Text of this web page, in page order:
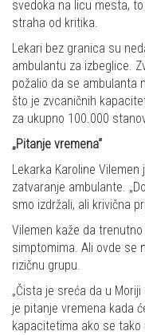
svedoka na licu mesta,
straha od kritika.
Lekari bez granica su
ambulantu za izbeglice.
požalio da se ambulanta
što je zvcaničnih
za ukupno 100.000
„Pitanje vremena“
Lekarka Karoline
zatvaranje ambulante.
smo izdržali, ali krivična
Vilemen kaže da
simptomima. Ali ovde se
rizičnu grupu.
„Čista je sreća da u
je pitanje vremena kada
kapacitetima ako se tako